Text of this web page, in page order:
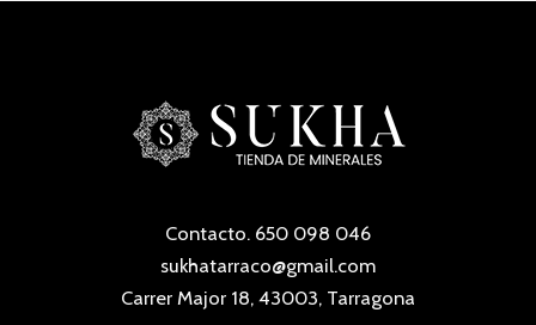
Contacto. 650 098 046
sukhatarraco@gmail.com
Carrer Major 18, 43003, Tarragona